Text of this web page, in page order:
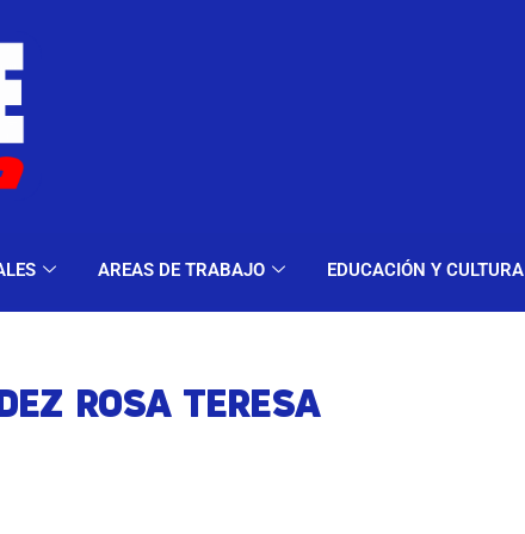
AREAS DE TRABAJO EDUCACIÓN Y CULTURA
MODALIDADES GREMIALES AREAS DE TRABAJO
ROSA TERESA